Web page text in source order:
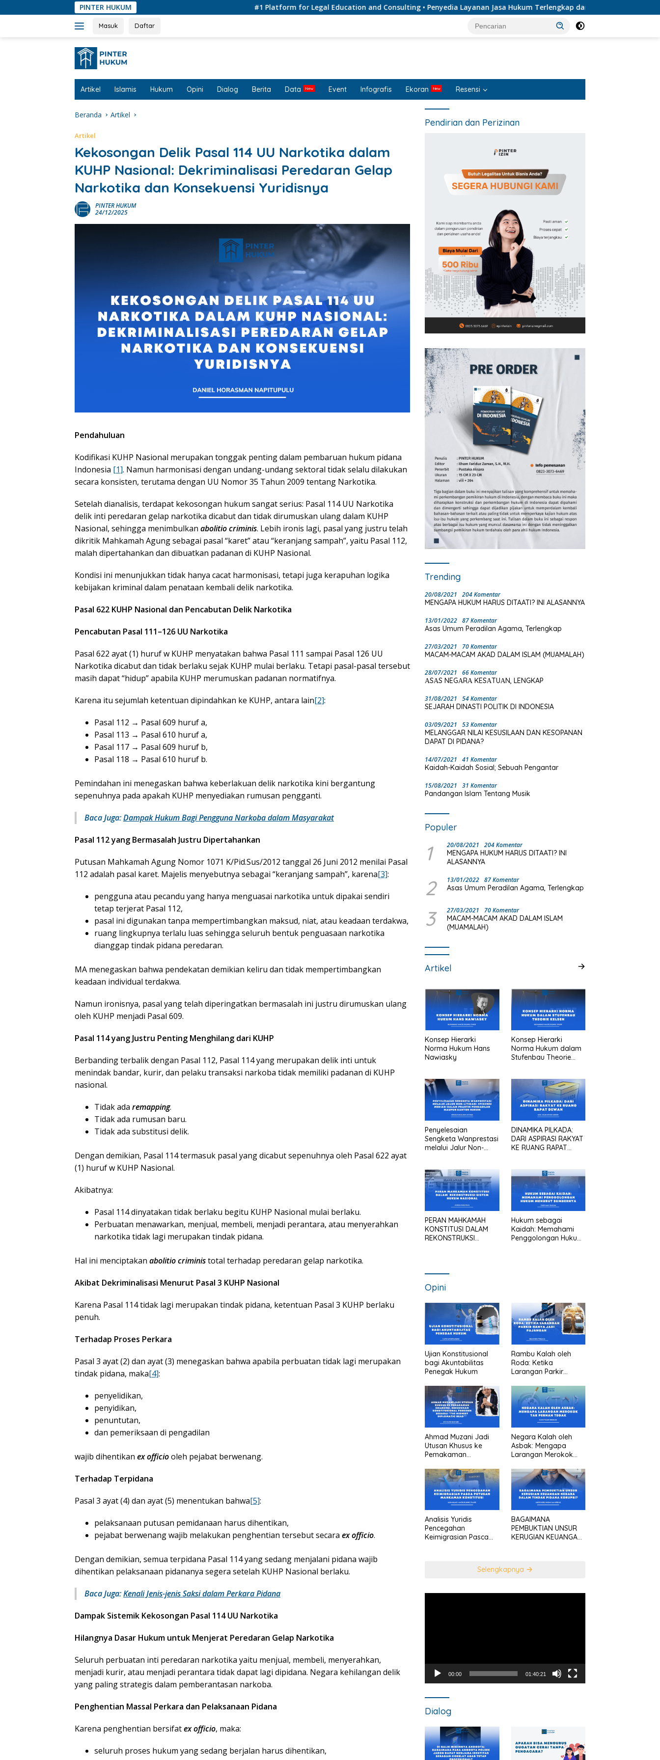
ke
PINTER HUKUM #1 Platform for Legal Education and Consulting • Penyedia Layanan Jasa Hukum Terlengkap dan Terpercaya di Indonesia
Masuk Daftar
Artikel Islamis Hukum Opini Dialog Berita Data Event Infografis Ekoran Resensi
Beranda Artikel
Artikel
Kekosongan Delik Pasal 114 UU Narkotika dalam
KUHP Nasional: Dekriminalisasi Peredaran Gelap
Narkotika dan Konsekuensi Yuridisnya
PINTER HUKUM
24/12/2025
Pendahuluan
Kodifikasi KUHP Nasional merupakan tonggak penting dalam pembaruan hukum pidana
Indonesia [1]. Namun harmonisasi dengan undang-undang sektoral tidak selalu dilakukan
secara konsisten, terutama dengan UU Nomor 35 Tahun 2009 tentang Narkotika.
Setelah dianalisis, terdapat kekosongan hukum sangat serius: Pasal 114 UU Narkotika
delik inti peredaran gelap narkotika dicabut dan tidak dirumuskan ulang dalam KUHP
Nasional, sehingga menimbulkan abolitio criminis. Lebih ironis lagi, pasal yang justru telah
dikritik Mahkamah Agung sebagai pasal “karet” atau “keranjang sampah”, yaitu Pasal 112,
malah dipertahankan dan dibuatkan padanan di KUHP Nasional.
Kondisi ini menunjukkan tidak hanya cacat harmonisasi, tetapi juga kerapuhan logika
kebijakan kriminal dalam penataan kembali delik narkotika.
Pasal 622 KUHP Nasional dan Pencabutan Delik Narkotika
Pencabutan Pasal 111–126 UU Narkotika
Pasal 622 ayat (1) huruf w KUHP menyatakan bahwa Pasal 111 sampai Pasal 126 UU
Narkotika dicabut dan tidak berlaku sejak KUHP mulai berlaku. Tetapi pasal-pasal tersebut
masih dapat “hidup” apabila KUHP merumuskan padanan normatifnya.
Karena itu sejumlah ketentuan dipindahkan ke KUHP, antara lain[2]:
Pasal 112 → Pasal 609 huruf a,
Pasal 113 → Pasal 610 huruf a,
Pasal 117 → Pasal 609 huruf b,
Pasal 118 → Pasal 610 huruf b.
Pemindahan ini menegaskan bahwa keberlakuan delik narkotika kini bergantung
sepenuhnya pada apakah KUHP menyediakan rumusan pengganti.
Baca Juga:Dampak Hukum Bagi Pengguna Narkoba dalam Masyarakat
Pasal 112 yang Bermasalah Justru Dipertahankan
Putusan Mahkamah Agung Nomor 1071 K/Pid.Sus/2012 tanggal 26 Juni 2012 menilai Pasal
112 adalah pasal karet. Majelis menyebutnya sebagai “keranjang sampah”, karena[3]:
pengguna atau pecandu yang hanya menguasai narkotika untuk dipakai sendiri
tetap terjerat Pasal 112,
pasal ini digunakan tanpa mempertimbangkan maksud, niat, atau keadaan terdakwa,
ruang lingkupnya terlalu luas sehingga seluruh bentuk penguasaan narkotika
dianggap tindak pidana peredaran.
MA menegaskan bahwa pendekatan demikian keliru dan tidak mempertimbangkan
keadaan individual terdakwa.
Namun ironisnya, pasal yang telah diperingatkan bermasalah ini justru dirumuskan ulang
oleh KUHP menjadi Pasal 609.
Pasal 114 yang Justru Penting Menghilang dari KUHP
Berbanding terbalik dengan Pasal 112, Pasal 114 yang merupakan delik inti untuk
menindak bandar, kurir, dan pelaku transaksi narkoba tidak memiliki padanan di KUHP
nasional.
Tidak ada remapping.
Tidak ada rumusan baru.
Tidak ada substitusi delik.
Dengan demikian, Pasal 114 termasuk pasal yang dicabut sepenuhnya oleh Pasal 622 ayat
(1) huruf w KUHP Nasional.
Akibatnya:
Pasal 114 dinyatakan tidak berlaku begitu KUHP Nasional mulai berlaku.
Perbuatan menawarkan, menjual, membeli, menjadi perantara, atau menyerahkan
narkotika tidak lagi merupakan tindak pidana.
Hal ini menciptakan abolitio criministotal terhadap peredaran gelap narkotika.
Akibat Dekriminalisasi Menurut Pasal 3 KUHP Nasional
Karena Pasal 114 tidak lagi merupakan tindak pidana, ketentuan Pasal 3 KUHP berlaku
penuh.
Terhadap Proses Perkara
Pasal 3 ayat (2) dan ayat (3) menegaskan bahwa apabila perbuatan tidak lagi merupakan
tindak pidana, maka[4]:
penyelidikan,
penyidikan,
penuntutan,
dan pemeriksaan di pengadilan
wajib dihentikan ex officiooleh pejabat berwenang.
Terhadap Terpidana
Pasal 3 ayat (4) dan ayat (5) menentukan bahwa[5]:
pelaksanaan putusan pemidanaan harus dihentikan,
pejabat berwenang wajib melakukan penghentian tersebut secara ex officio.
Dengan demikian, semua terpidana Pasal 114 yang sedang menjalani pidana wajib
dihentikan pelaksanaan pidananya segera setelah KUHP Nasional berlaku.
Baca Juga:Kenali Jenis-jenis Saksi dalam Perkara Pidana
Dampak Sistemik Kekosongan Pasal 114 UU Narkotika
Hilangnya Dasar Hukum untuk Menjerat Peredaran Gelap Narkotika
Seluruh perbuatan inti peredaran narkotika yaitu menjual, membeli, menyerahkan,
menjadi kurir, atau menjadi perantara tidak dapat lagi dipidana. Negara kehilangan delik
yang paling strategis dalam pemberantasan narkoba.
Penghentian Massal Perkara dan Pelaksanaan Pidana
Karena penghentian bersifatex officio, maka:
seluruh proses hukum yang sedang berjalan harus dihentikan,
Pendirian dan Perizinan
Trending
20/08/2021 204 Komentar
MENGAPA HUKUM HARUS DITAATI? INI ALASANNYA
13/01/2022 87 Komentar
Asas Umum Peradilan Agama, Terlengkap
27/03/2021 70 Komentar
MACAM-MACAM AKAD DALAM ISLAM (MUAMALAH)
28/07/2021 66 Komentar
ΑSΑS NEGΑRΑ KESΑTUΑN, LENGKAP
31/08/2021 54 Komentar
SEJARAH DINASTI POLITIK DI INDONESIA
03/09/2021 53 Komentar
MELANGGAR NILAI KESUSILAAN DAN KESOPANAN
DAPAT DI PIDANA?
14/07/2021 41 Komentar
Kaidah-Kaidah Sosial; Sebuah Pengantar
15/08/2021 31 Komentar
Pandangan Islam Tentang Musik
Populer
1 20/08/2021 204 Komentar
MENGAPA HUKUM HARUS DITAATI? INI
ALASANNYA
2 13/01/2022 87 Komentar
Asas Umum Peradilan Agama, Terlengkap
3 27/03/2021 70 Komentar
MACAM-MACAM AKAD DALAM ISLAM
(MUAMALAH)
Artikel
Konsep Hierarki
Norma Hukum Hans
Nawiasky
Konsep Hierarki
Norma Hukum dalam
Stufenbau Theorie
Penyelesaian
Sengketa Wanprestasi
melalui Jalur Non-
Pengadilan Maupun
Kantor Hukum
DINAMIKA PILKADA:
DARI ASPIRASI RAKYAT
KE RUANG RAPAT
PERAN MAHKAMAH
KONSTITUSI DALAM
REKONSTRUKSI
Hukum sebagai
Kaidah: Memahami
Penggolongan Hukum
Opini
Ujian Konstitusional
bagi Akuntabilitas
Penegak Hukum
Rambu Kalah oleh
Roda: Ketika
Larangan Parkir
Ahmad Muzani Jadi
Utusan Khusus ke
Pemakaman
konstitusional
Presiden sebagai “the
highest diplomatic
head””
Negara Kalah oleh
Asbak: Mengapa
Larangan Merokok
Analisis Yuridis
Pencegahan
Keimigrasian Pasca
BAGAIMANA
PEMBUKTIAN UNSUR
KERUGIAN KEUANGAN
Selengkapnya
00:00 01:40:21
Dialog